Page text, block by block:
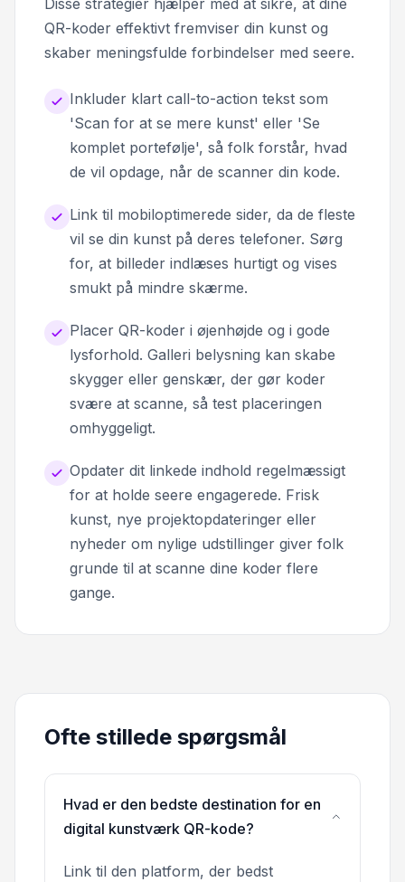
Disse strategier hjælper med at sikre, at dine
QR-koder effektivt fremviser din kunst og
skaber meningsfulde forbindelser med seere.
Inkluder klart call-to-action tekst som
'Scan for at se mere kunst' eller 'Se
komplet portefølje', så folk forstår, hvad
de vil opdage, når de scanner din kode.
Link til mobiloptimerede sider, da de fleste
vil se din kunst på deres telefoner. Sørg
for, at billeder indlæses hurtigt og vises
smukt på mindre skærme.
Placer QR-koder i øjenhøjde og i gode
lysforhold. Galleri belysning kan skabe
skygger eller genskær, der gør koder
svære at scanne, så test placeringen
omhyggeligt.
Opdater dit linkede indhold regelmæssigt
for at holde seere engagerede. Frisk
kunst, nye projektopdateringer eller
nyheder om nylige udstillinger giver folk
grunde til at scanne dine koder flere
gange.
Ofte stillede spørgsmål
Hvad er den bedste destination for en
digital kunstværk QR-kode?
Link til den platform, der bedst